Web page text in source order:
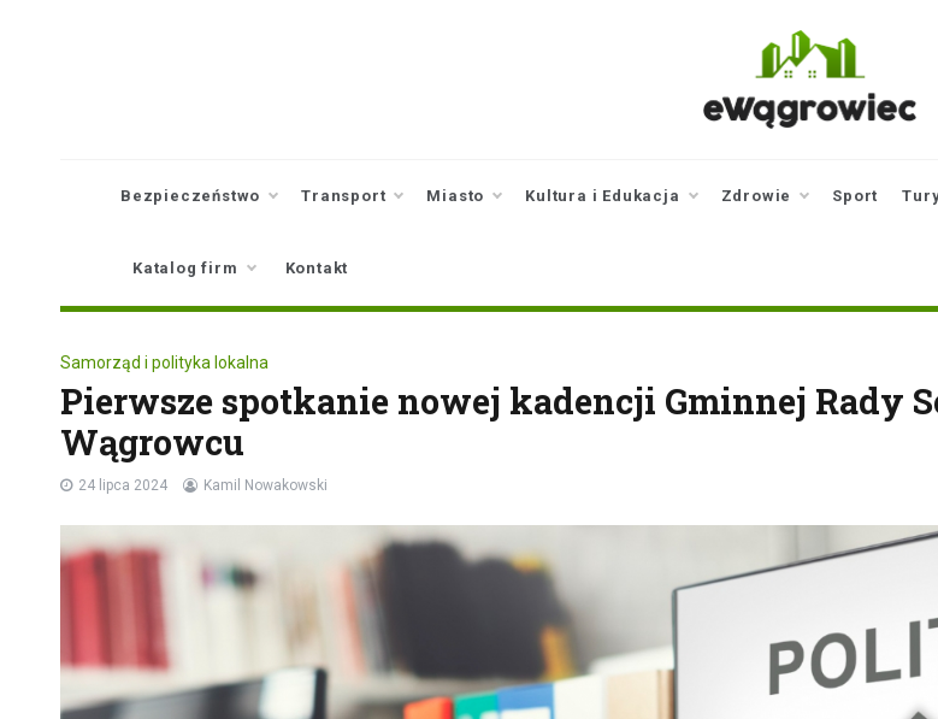
Bezpieczeństwo Transport Miasto Kultura i Edukacja Zdrowie Sport
Katalog firm Kontakt
Samorząd i polityka lokalna
Pierwsze spotkanie nowej kadencji Gminnej Rady
Wągrowcu
24 lipca 2024 Kamil Nowakowski